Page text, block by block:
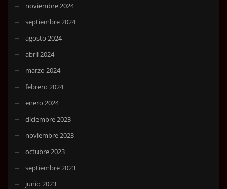
noviembre 2024
septiembre 2024
agosto 2024
abril 2024
marzo 2024
febrero 2024
enero 2024
diciembre 2023
noviembre 2023
octubre 2023
septiembre 2023
junio 2023